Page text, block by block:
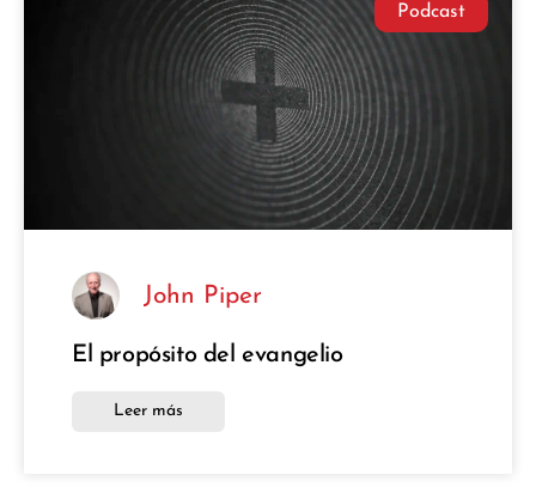
Podcast
John Piper
El propósito del evangelio
Leer más